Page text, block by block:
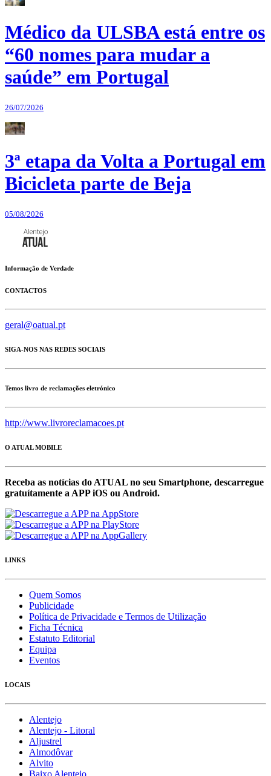
Médico da ULSBA está entre os
“60 nomes para mudar a
saúde” em Portugal
26/07/2026
3ª etapa da Volta a Portugal em
Bicicleta parte de Beja
05/08/2026
Informação de Verdade
CONTACTOS
geral@oatual.pt
SIGA-NOS NAS REDES SOCIAIS
Temos livro de reclamações eletrónico
http://www.livroreclamacoes.pt
O ATUAL MOBILE
Receba as notícias do ATUAL no seu Smartphone, descarregue
gratuítamente a APP iOS ou Android.
LINKS
Quem Somos
Publicidade
Política de Privacidade e Termos de Utilização
Ficha Técnica
Estatuto Editorial
Equipa
Eventos
LOCAIS
Alentejo
Alentejo - Litoral
Aljustrel
Almodôvar
Alvito